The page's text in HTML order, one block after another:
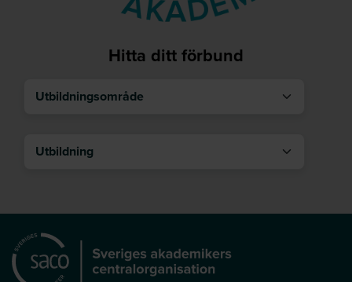
Hitta ditt förbund
Utbildningsområde